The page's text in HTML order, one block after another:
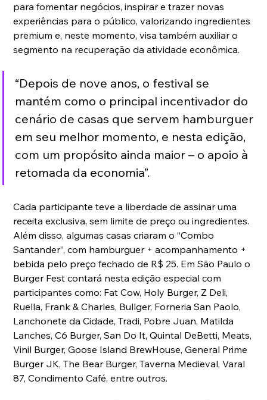
para fomentar negócios, inspirar e trazer novas
experiências para o público, valorizando ingredientes
premium e, neste momento, visa também auxiliar o
segmento na recuperação da atividade econômica.
“Depois de nove anos, o festival se
mantém como o principal incentivador do
cenário de casas que servem hamburguer
em seu melhor momento, e nesta edição,
com um propósito ainda maior – o apoio à
retomada da economia”.
Cada participante teve a liberdade de assinar uma
receita exclusiva, sem limite de preço ou ingredientes.
Além disso, algumas casas criaram o “Combo
Santander”, com hamburguer + acompanhamento +
bebida pelo preço fechado de R$ 25. Em São Paulo o
Burger Fest contará nesta edição especial com
participantes como: Fat Cow, Holy Burger, Z Deli,
Ruella, Frank & Charles, Bullger, Forneria San Paolo,
Lanchonete da Cidade, Tradi, Pobre Juan, Matilda
Lanches, C6 Burger, San Do It, Quintal DeBetti, Meats,
Vinil Burger, Goose Island BrewHouse, General Prime
Burger JK, The Bear Burger, Taverna Medieval, Varal
87, Condimento Café, entre outros.